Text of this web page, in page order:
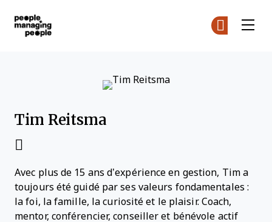
Tim Reitsma
Avec plus de 15 ans d’expérience en gestion, Tim a
toujours été guidé par ses valeurs fondamentales :
la foi, la famille, la curiosité et le plaisir. Coach,
mentor, conférencier, conseiller et bénévole actif